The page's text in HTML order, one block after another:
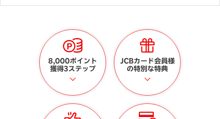
8,000ポイント
獲得3ステップ
JCBカード会員様
の特別な特典